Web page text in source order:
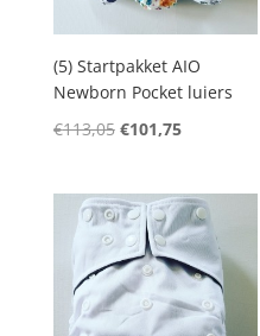
(5) Startpakket AIO
Newborn Pocket luiers
€113,05 Oorspronkelijke
was:
€113,05.
€101,75Huidige
is:
€101,75.